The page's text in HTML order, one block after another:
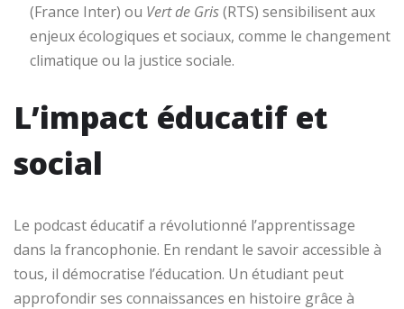
(France Inter) ou Vert de Gris(RTS) sensibilisent aux
enjeux écologiques et sociaux, comme le changement
climatique ou la justice sociale.
L’impact éducatif et
social
Le podcast éducatif a révolutionné l’apprentissage
dans la francophonie. En rendant le savoir accessible à
tous, il démocratise l’éducation. Un étudiant peut
approfondir ses connaissances en histoire grâce à